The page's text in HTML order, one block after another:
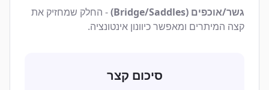
גשר/אוכפים (Bridge/Saddles)
- החלק שמחזיק את
קצה המיתרים ומאפשר כיוונון אינטונציה.
סיכום קצר